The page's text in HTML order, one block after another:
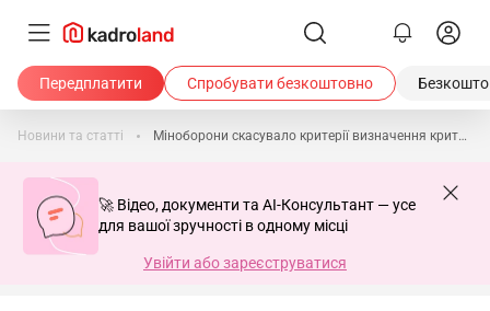
Передплатити Спробувати безкоштовно
Новини та статті Міноборони скасувало критерії визначення критично важливих підприємств для потреб ЗСУ
🚀 Відео, документи та AI-Консультант — усе
для вашої зручності в одному місці
Увійти або зареєструватися